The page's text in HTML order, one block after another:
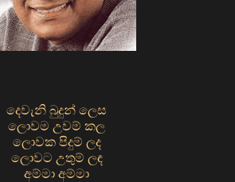
දෙවැනි බුදුන් ලෙස
ලොවම උවම් කල
ලොවක පිදුම් ලද
ලොවට උතුම් ලඳ
අම්මා අම්මා